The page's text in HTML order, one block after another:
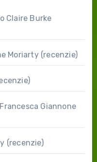
Claire Burke
Moriarty (recenzie)
Giannone
(recenzie)